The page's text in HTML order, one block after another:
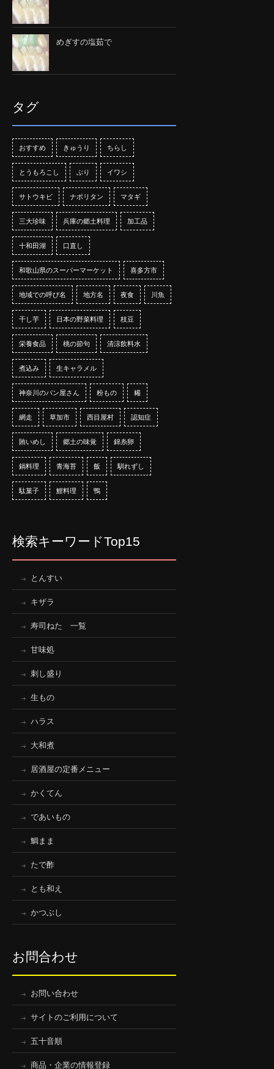
めぎすの塩茹で
タグ
おすすめ きゅうり ちらし
とうもろこし ぶり イワシ
サトウキビ ナポリタン マタギ
三大珍味 兵庫の郷土料理 加工品
十和田湖 口直し
和歌山県のスーパーマーケット 喜多方市
地域での呼び名 地方名 夜食 川魚
干し芋 日本の野菜料理 枝豆
栄養食品 桃の節句 清涼飲料水
煮込み 生キャラメル
神奈川のパン屋さん 粉もの 糒
網走 草加市 西目屋村 認知症
賄いめし 郷土の味覚 錦糸卵
鍋料理 青海苔 飯 馴れずし
駄菓子 鯉料理 鴨
検索キーワードTop15
とんすい
キザラ
寿司ねた 一覧
甘味処
刺し盛り
生もの
ハラス
大和煮
居酒屋の定番メニュー
かくてん
であいもの
鯛まま
たで酢
とも和え
かつぶし
お問合わせ
お問い合わせ
サイトのご利用について
五十音順
商品・企業の情報登録